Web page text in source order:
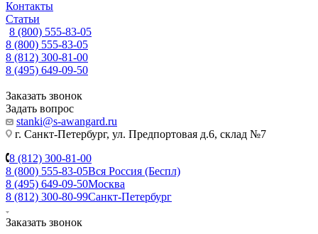
Контакты
Статьи
8 (800) 555-83-05
8 (800) 555-83-05
8 (812) 300-81-00
8 (495) 649-09-50
Заказать звонок
Задать вопрос
stanki@s-awangard.ru
г. Санкт-Петербург, ул. Предпортовая д.6, склад №7
8 (812) 300-81-00
8 (800) 555-83-05Вся Россия (Беспл)
8 (495) 649-09-50Москва
8 (812) 300-80-99Санкт-Петербург
Заказать звонок